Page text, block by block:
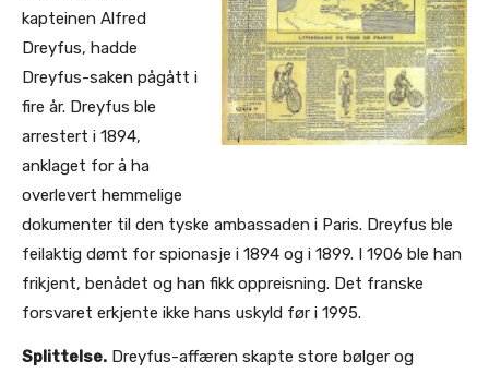
kapteinen Alfred
Dreyfus, hadde
Dreyfus-saken pågått i
fire år. Dreyfus ble
arrestert i 1894,
anklaget for å ha
overlevert hemmelige
dokumenter til den tyske ambassaden i Paris. Dreyfus ble
feilaktig dømt for spionasje i 1894 og i 1899. I 1906 ble han
frikjent, benådet og han fikk oppreisning. Det franske
forsvaret erkjente ikke hans uskyld før i 1995.
Splittelse. Dreyfus-affæren skapte store bølger og